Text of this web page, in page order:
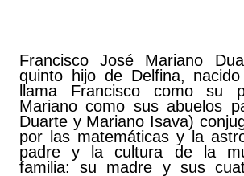
Francisco José Mariano
quinto hijo de Delfina,
llama Francisco como su
Mariano como sus abuelos
Duarte y Mariano Isava)
por las matemáticas y la
padre y la cultura de la
familia: su madre y sus